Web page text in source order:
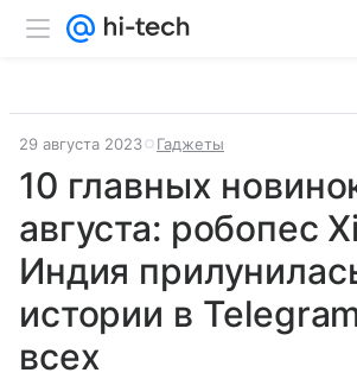
29 августа 2023 Гаджеты
10 главных
августа: робопес
Индия
истории в
всех